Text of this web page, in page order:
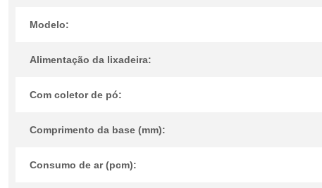
Modelo:
Alimentação da lixadeira:
Com coletor de pó:
Comprimento da base (mm):
Consumo de ar (pcm):